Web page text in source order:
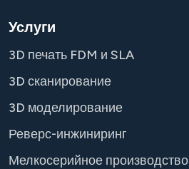
Услуги
3D печать FDM и SLA
3D сканирование
3D моделирование
Реверс-инжиниринг
Мелкосерийное производство